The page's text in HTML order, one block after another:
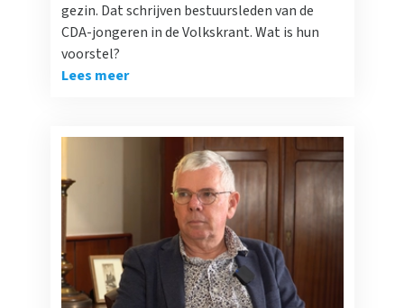
gezin. Dat schrijven bestuursleden van de
CDA-jongeren in de Volkskrant. Wat is hun
voorstel?
Lees meer